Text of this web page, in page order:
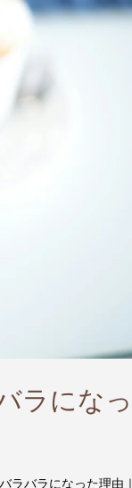
ラになっ
ラバラになった理由